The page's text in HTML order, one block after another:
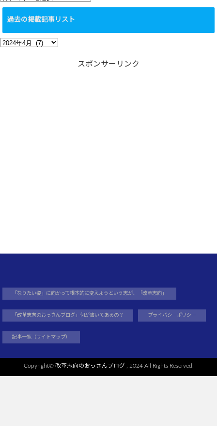
テ
リ
ー
過去の掲載記事リスト
過
スポンサーリンク
「なりたい姿」に向かって根本的に変えようという志が、「改革志向」
「改革志向のおっさんブログ」何が書いてあるの？ プライバシーポリシー
記事一覧（サイトマップ）
Copyright© 改革志向のおっさんブログ, 2024 All Rights Reserved.